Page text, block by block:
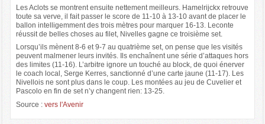
Les Aclots se montrent ensuite nettement meilleurs. Hamelrijckx retrouve
toute sa verve, il fait passer le score de 11-10 à 13-10 avant de placer le
ballon intelligemment des trois mètres pour marquer 16-13. Leconte
réussit de belles choses au filet, Nivelles gagne ce troisième set.
Lorsqu’ils mènent 8-6 et 9-7 au quatrième set, on pense que les visités
peuvent malmener leurs invités. Ils enchaînent une série d’attaques hors
des limites (11-16). L’arbitre ignore un touché au block, de quoi énerver
le coach local, Serge Kerres, sanctionné d’une carte jaune (11-17). Les
Nivellois ne sont plus dans le coup. Les montées au jeu de Cuvelier et
Pascolo en fin de set n’y changent rien: 13-25.
Source : vers l'Avenir